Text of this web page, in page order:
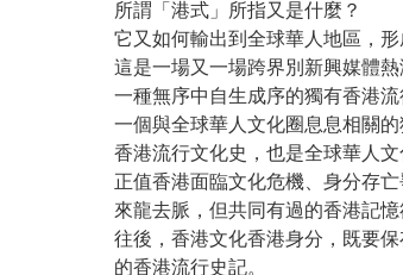
所謂「港式」所指又是什麼？
它又如何輸出到全球華人地區，
這是一場又一場跨界別新興媒體
一種無序中自生成序的獨有香港流
一個與全球華人文化圈息息相關的
香港流行文化史，也是全球華人文
正值香港面臨文化危機、身分存
來龍去脈，但共同有過的香港記
往後，香港文化香港身分，既要
的香港流行史記。